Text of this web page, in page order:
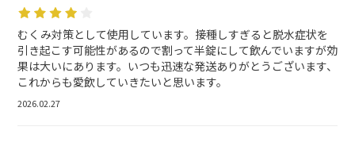
むくみ対策として使用しています。接種しすぎると脱水症状を
引き起こす可能性があるので割って半錠にして飲んでいますが効
果は大いにあります。いつも迅速な発送ありがとうございます、
これからも愛飲していきたいと思います。
2026.02.27